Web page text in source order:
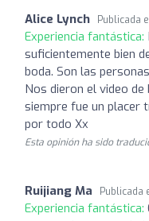
Alice Lynch Publicada
Experiencia fantástica:
suficientemente bien
boda. Son las
Nos dieron el video
siempre fue un placer
por todo Xx
Esta opinión ha sido
Ruijiang Ma Publicada
Experiencia fantástica: